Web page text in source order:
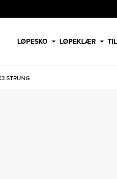
LØPESKO LØPEKLÆR
STRUNG